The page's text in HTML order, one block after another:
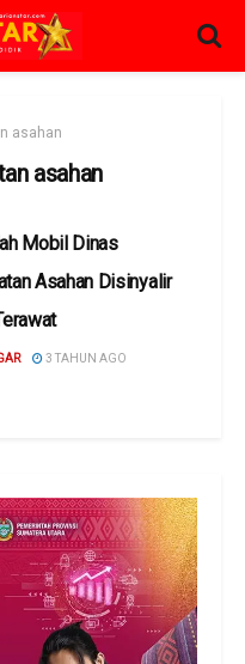
asahan
asahan
Mobil Dinas
Asahan Disinyalir
3 TAHUN AGO